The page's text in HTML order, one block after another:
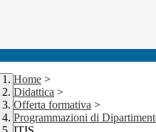
Home >
Didattica >
Offerta formativa >
Programmazioni di